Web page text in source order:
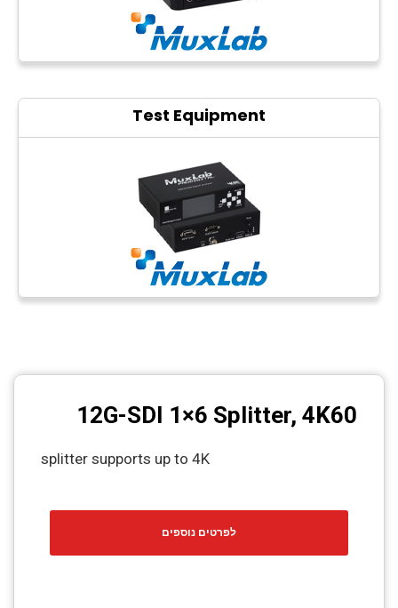
Test Equipment
12G-SDI 1×6 Splitter, 4K60
splitter supports up to 4K
לפרטים נוספים